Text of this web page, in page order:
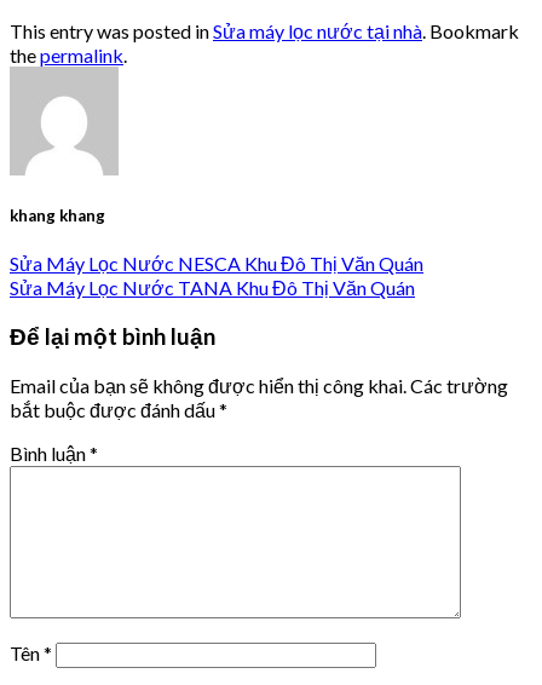
This entry was posted inSửa máy lọc nước tại nhà . Bookmark
thepermalink
khang khang
Sửa Máy Lọc Nước NESCA Khu Đô Thị Văn Quán
Sửa Máy Lọc Nước TANA Khu Đô Thị Văn Quán
Để lại một bình luận
Email của bạn sẽ không được hiển thị công khai. Các trường
bắt buộc được đánh dấu*
Bình luận*
Tên*